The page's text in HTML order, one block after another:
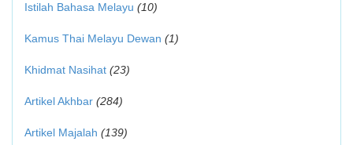
Istilah Bahasa Melayu (10)
Kamus Thai Melayu Dewan (1)
Khidmat Nasihat (23)
Artikel Akhbar (284)
Artikel Majalah (139)